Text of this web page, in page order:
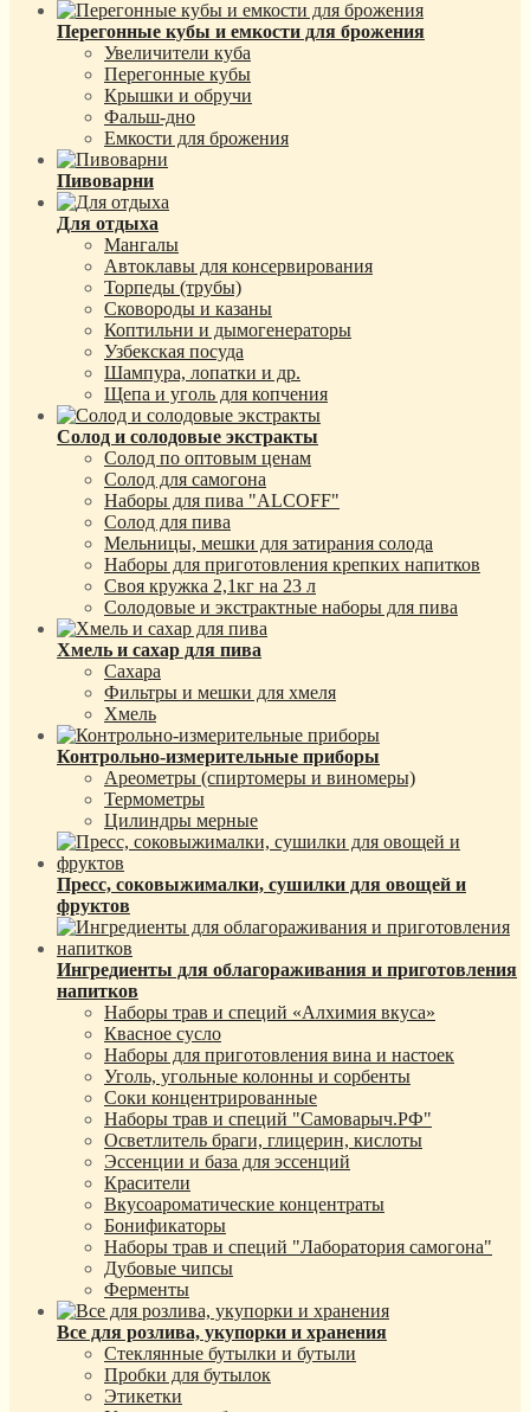
Перегонные кубы и емкости для брожения
Увеличители куба
Перегонные кубы
Крышки и обручи
Фальш-дно
Емкости для брожения
Пивоварни
Для отдыха
Мангалы
Автоклавы для консервирования
Торпеды (трубы)
Сковороды и казаны
Коптильни и дымогенераторы
Узбекская посуда
Шампура, лопатки и др.
Щепа и уголь для копчения
Солод и солодовые экстракты
Солод по оптовым ценам
Солод для самогона
Наборы для пива "ALCOFF"
Солод для пива
Мельницы, мешки для затирания солода
Наборы для приготовления крепких напитков
Своя кружка 2,1кг на 23 л
Солодовые и экстрактные наборы для пива
Хмель и сахар для пива
Сахара
Фильтры и мешки для хмеля
Хмель
Контрольно-измерительные приборы
Ареометры (спиртомеры и виномеры)
Термометры
Цилиндры мерные
Пресс, соковыжималки, сушилки для овощей и
фруктов
Ингредиенты для облагораживания и приготовления
напитков
Наборы трав и специй «Алхимия вкуса»
Квасное сусло
Наборы для приготовления вина и настоек
Уголь, угольные колонны и сорбенты
Соки концентрированные
Наборы трав и специй "Самоварыч.РФ"
Осветлитель браги, глицерин, кислоты
Эссенции и база для эссенций
Красители
Вкусоароматические концентраты
Бонификаторы
Наборы трав и специй "Лаборатория самогона"
Дубовые чипсы
Ферменты
Все для розлива, укупорки и хранения
Стеклянные бутылки и бутыли
Пробки для бутылок
Этикетки